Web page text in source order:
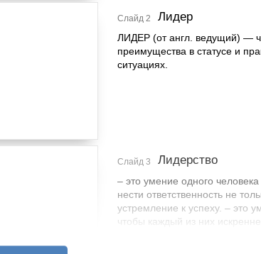
Слайд 2 Лидер
ЛИДЕР (от англ. ведущий) —
преимущества в статусе и
ситуациях.
Слайд 3 Лидерство
– это умение одного
нести ответственность не
устремление к успеху. – это
чтобы каждый из них